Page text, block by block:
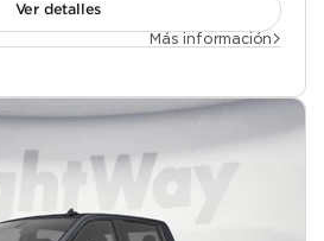
Ver detalles
Más información